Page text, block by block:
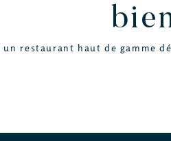
un restaurant haut de gamme